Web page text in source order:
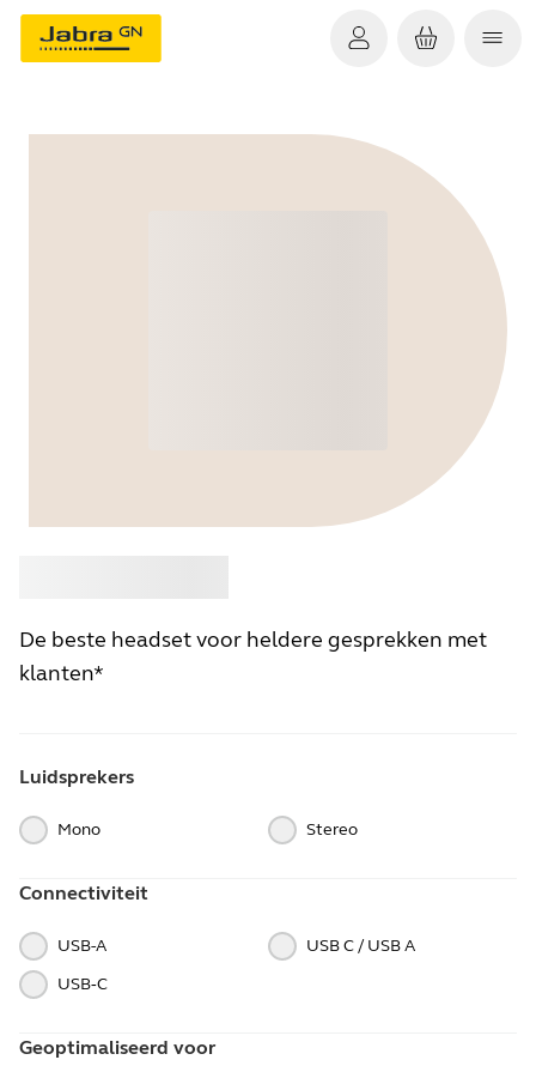
De beste headset voor heldere gesprekken met
klanten*
Luidsprekers
Mono Stereo
Connectiviteit
USB-A
USB C / USB A
USB‑C
Geoptimaliseerd voor